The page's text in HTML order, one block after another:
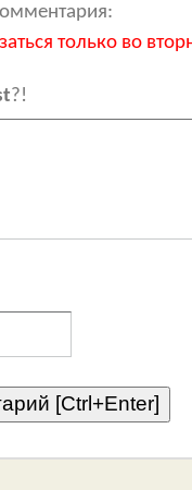
только во
?!